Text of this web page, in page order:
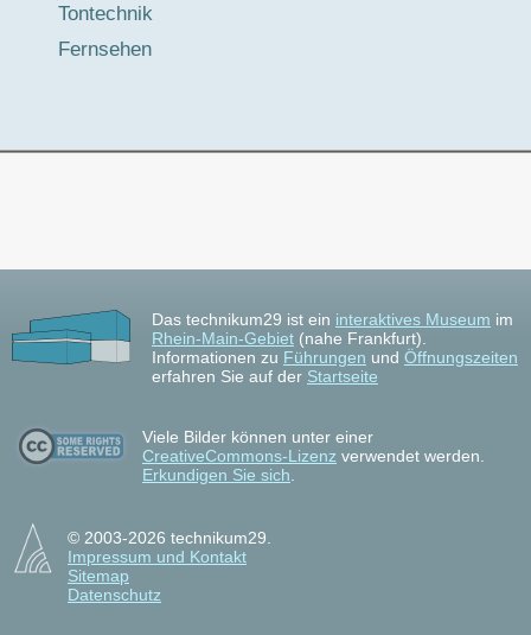
Tontechnik
Fernsehen
Das technikum29 ist ein interaktives Museum im
Rhein-Main-Gebiet (nahe Frankfurt).
Informationen zu Führungen und Öffnungszeiten
erfahren Sie auf der Startseite
Viele Bilder können unter einer
CreativeCommons-Lizenz verwendet werden.
Erkundigen Sie sich
© 2003-2026 technikum29.
Impressum und Kontakt
Sitemap
Datenschutz